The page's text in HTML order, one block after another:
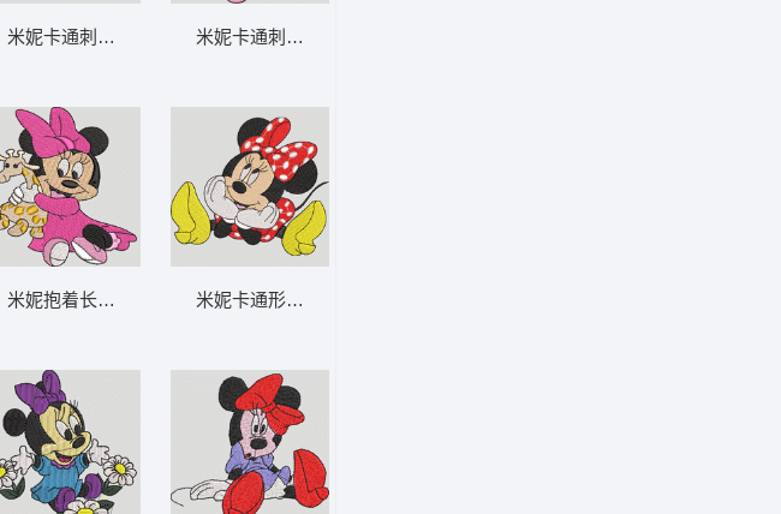
妮 31-DST格式
妮 30-DST格式
米妮卡通刺绣图案 米妮 宝宝 2-DST格式
米妮抱着长颈鹿玩偶 米妮 26-DST格式
米妮卡通刺绣图案 米妮 宝宝-DST格式
米妮卡通形象刺绣设计 米妮 22-DST格式